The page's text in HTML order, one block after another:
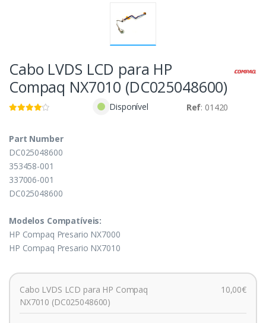
Cabo LVDS LCD para HP
Compaq NX7010 (DC025048600)
Disponível Ref: 01420
Part Number
DC025048600
353458-001
337006-001
DC025048600
Modelos Compatíveis:
HP Compaq Presario NX7000
HP Compaq Presario NX7010
Cabo LVDS LCD para HP Compaq
NX7010 (DC025048600)
10,00€